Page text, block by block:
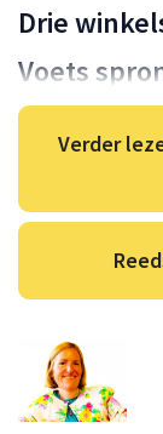
Drie
Voets
Verder